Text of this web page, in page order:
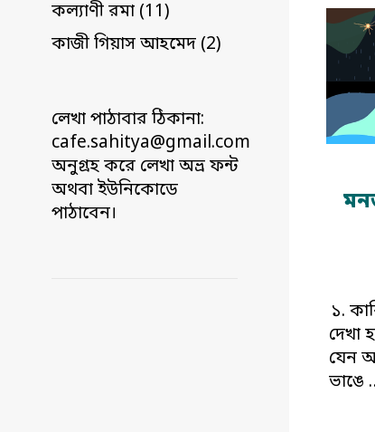
কল্যাণী রমা (11)
কাজী গিয়াস আহমেদ (2)
লেখা পাঠাবার ঠিকানা:
cafe.sahitya@gmail.com
অনুগ্রহ করে লেখা অভ্র ফন্ট
অথবা ইউনিকোডে
পাঠাবেন।
১.
যেন
ভাঙে